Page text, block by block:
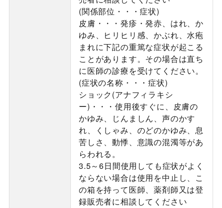
(関係部位・・・症状)
皮膚・・・発疹・発赤、はれ、か
ゆみ、ヒリヒリ感、かぶれ、水疱
まれに下記の重篤な症状が起こる
ことがあります。その場合は直ち
に医師の診療を受けてください。
(症状の名称・・・症状)
ショック(アナフィラキシ
ー)・・・使用後すぐに、皮膚の
かゆみ、じんましん、声のかす
れ、くしゃみ、のどのかゆみ、息
苦しさ、動悸、意識の混濁等があ
らわれる。
3.5～6日間使用しても症状がよく
ならない場合は使用を中止し、こ
の箱を持って医師、薬剤師又は登
録販売者に相談してください